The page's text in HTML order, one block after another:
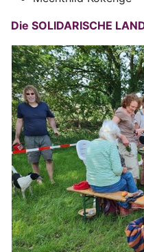
Die SOLIDARISCHE